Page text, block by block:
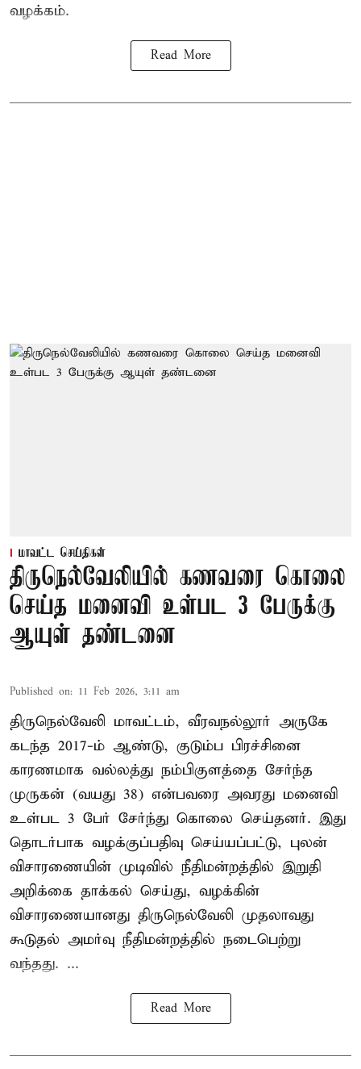
வழக்கம்.
Read More
மாவட்ட செய்திகள்
திருநெல்வேலியில் கணவரை கொலை
செய்த மனைவி உள்பட 3 பேருக்கு
ஆயுள் தண்டனை
Published on: 11 Feb 2026, 3:11 am
திருநெல்வேலி மாவட்டம், வீரவநல்லூர் அருகே
கடந்த 2017-ம் ஆண்டு, குடும்ப பிரச்சினை
காரணமாக வல்லத்து நம்பிகுளத்தை சேர்ந்த
முருகன் (வயது 38) என்பவரை அவரது மனைவி
உள்பட 3 பேர் சேர்ந்து கொலை செய்தனர். இது
தொடர்பாக வழக்குப்பதிவு செய்யப்பட்டு, புலன்
விசாரணையின் முடிவில் நீதிமன்றத்தில் இறுதி
அறிக்கை தாக்கல் செய்து, வழக்கின்
விசாரணையானது திருநெல்வேலி முதலாவது
கூடுதல் அமர்வு நீதிமன்றத்தில் நடைபெற்று
வந்தது. ...
Read More